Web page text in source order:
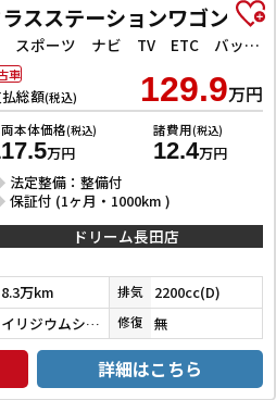
スステーションワゴン
C220d ステーションワゴン スポーツ ナビ TV ETC バックカメラ クリアランスソナー オートクルーズコントロール 衝突被害軽減システム アルミホイール オートライト ヘッドライトウォッシャー パワーシート
総額(税込) 129.9万円
本体価格(税込)
万円
諸費用(税込)
12.4万円
法定整備：整備付
保証付 (1ヶ月・1000km )
車
ドリーム長田店
8.3万km 排気 2200cc(D)
イリジウムシルバーメタリック 修復 無
詳細はこちら